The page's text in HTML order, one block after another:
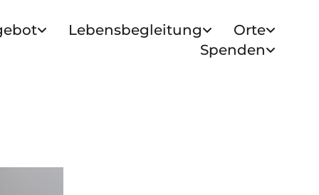
Lebensbegleitung
Orte
Spenden